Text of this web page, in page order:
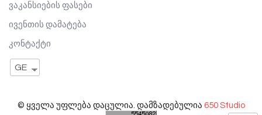
ვაკანსიების ფასები
ივენთის დამატება
კონტაქტი
GE
© ყველა უფლება დაცულია. დამზადებულია 650 Studio